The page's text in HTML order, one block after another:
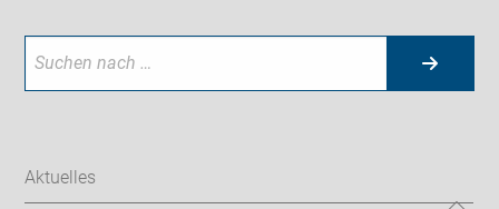
Aktuelles